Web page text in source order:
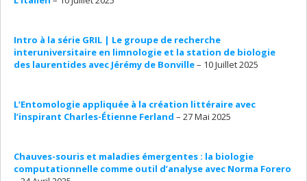
Intro à la série GRIL | Le groupe de recherche
interuniversitaire en limnologie et la station de biologie
des laurentides avec Jérémy de Bonville– 10 Juillet 2025
L’Entomologie appliquée à la création littéraire avec
l’inspirant Charles-Étienne Ferland – 27 Mai 2025
Chauves-souris et maladies émergentes : la biologie
computationnelle comme outil d’analyse avec Norma Forero